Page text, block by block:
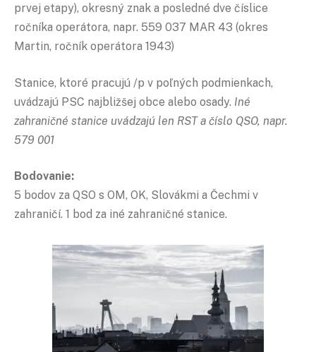
prvej etapy), okresný znak a posledné dve číslice
ročníka operátora, napr. 559 037 MAR 43 (okres
Martin, ročník operátora 1943)
Stanice, ktoré pracujú /p v poľných podmienkach,
uvádzajú PSC najbližšej obce alebo osady. Iné
zahraničné stanice uvádzajú len RST a číslo QSO, napr.
579 001
Bodovanie:
5 bodov za QSO s OM, OK, Slovákmi a Čechmi v
zahraničí. 1 bod za iné zahraničné stanice.